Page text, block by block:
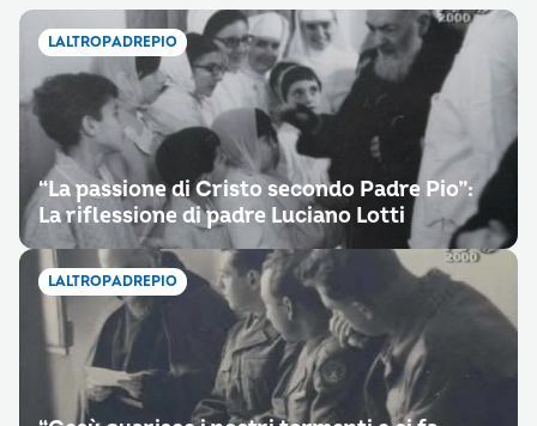
LALTROPADREPIO
“La passione di Cristo secondo Padre Pio”:
La riflessione di padre Luciano Lotti
LALTROPADREPIO